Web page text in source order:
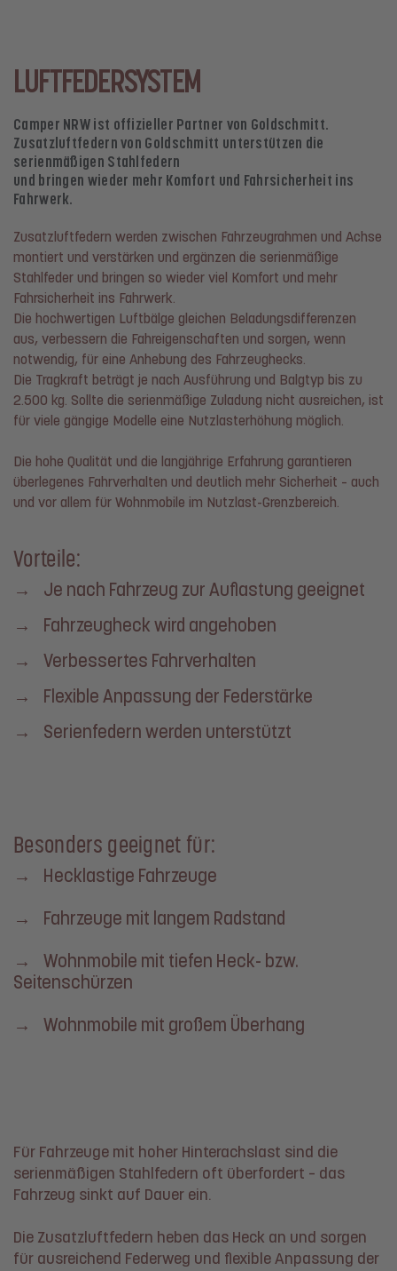
LUFTFEDERSYSTEM
Camper NRW ist offizieller Partner von Goldschmitt.
Zusatzluftfedern von Goldschmitt unterstützen die
serienmäßigen Stahlfedern
und bringen wieder mehr Komfort und Fahrsicherheit ins
Fahrwerk.
Zusatzluftfedern werden zwischen Fahrzeugrahmen und Achse
montiert und verstärken und ergänzen die serienmäßige
Stahlfeder und bringen so wieder viel Komfort und mehr
Fahrsicherheit ins Fahrwerk.
Die hochwertigen Luftbälge gleichen Beladungsdifferenzen
aus, verbessern die Fahreigenschaften und sorgen, wenn
notwendig, für eine Anhebung des Fahrzeughecks.
Die Tragkraft beträgt je nach Ausführung und Balgtyp bis zu
2.500 kg. Sollte die serienmäßige Zuladung nicht ausreichen, ist
für viele gängige Modelle eine Nutzlasterhöhung möglich.
Die hohe Qualität und die langjährige Erfahrung garantieren
überlegenes Fahrverhalten und deutlich mehr Sicherheit – auch
und vor allem für Wohnmobile im Nutzlast-Grenzbereich.
Vorteile:
→ Je nach Fahrzeug zur Auflastung geeignet
→ Fahrzeugheck wird angehoben
→ Verbessertes Fahrverhalten
→ Flexible Anpassung der Federstärke
→ Serienfedern werden unterstützt
Besonders geeignet für:
→ Hecklastige Fahrzeuge
→ Fahrzeuge mit langem Radstand
→ Wohnmobile mit tiefen Heck- bzw.
Seitenschürzen
→ Wohnmobile mit großem Überhang
Für Fahrzeuge mit hoher Hinterachslast sind die
serienmäßigen Stahlfedern oft überfordert – das
Fahrzeug sinkt auf Dauer ein.
Die Zusatzluftfedern heben das Heck an und sorgen
für ausreichend Federweg und flexible Anpassung der